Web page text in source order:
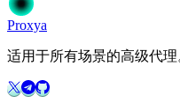
Proxya
适用于所有场景的高级代理